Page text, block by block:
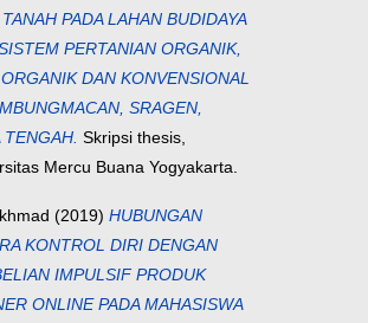
PADA LAHAN BUDIDAYA
PERTANIAN ORGANIK,
DAN KONVENSIONAL
SRAGEN,
TENGAH. Skripsi thesis,
Mercu Buana Yogyakarta.
(2019) HUBUNGAN
KONTROL DIRI DENGAN
IMPULSIF PRODUK
ONLINE PADA MAHASISWA